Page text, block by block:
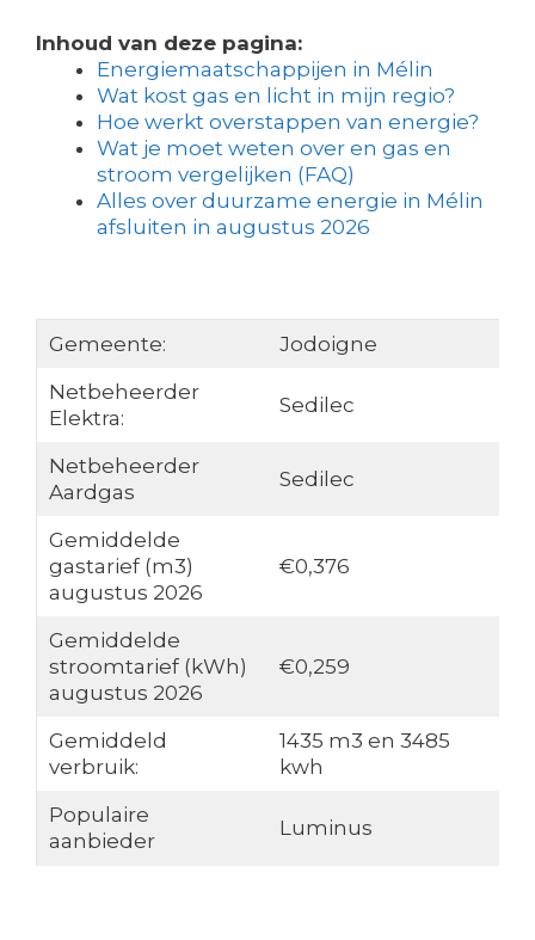
Inhoud van deze pagina:
Energiemaatschappijen in Mélin
Wat kost gas en licht in mijn regio?
Hoe werkt overstappen van energie?
Wat je moet weten over en gas en
stroom vergelijken (FAQ)
Alles over duurzame energie in Mélin
afsluiten in augustus 2026
Gemeente:
Jodoigne
Netbeheerder
Elektra:
Sedilec
Netbeheerder
Aardgas
Sedilec
Gemiddelde
gastarief (m3)
augustus 2026
€0,376
Gemiddelde
stroomtarief (kWh)
augustus 2026
€0,259
Gemiddeld
verbruik:
1435 m3 en 3485
kwh
Populaire
aanbieder
Luminus